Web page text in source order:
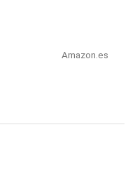
Amazon.es